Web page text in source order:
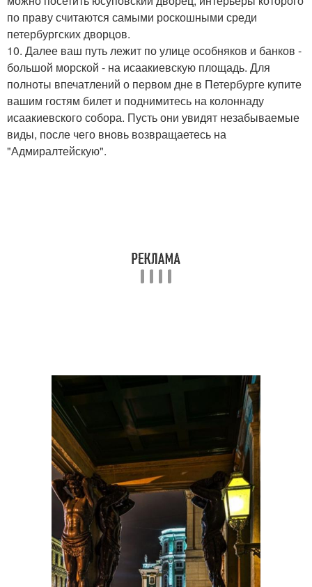
по праву считаются самыми роскошными среди
петербургских дворцов.
10. Далее ваш путь лежит по улице особняков и банков -
большой морской - на исаакиевскую площадь. Для
полноты впечатлений о первом дне в Петербурге купите
вашим гостям билет и поднимитесь на колоннаду
исаакиевского собора. Пусть они увидят незабываемые
виды, после чего вновь возвращаетесь на
"Адмиралтейскую".